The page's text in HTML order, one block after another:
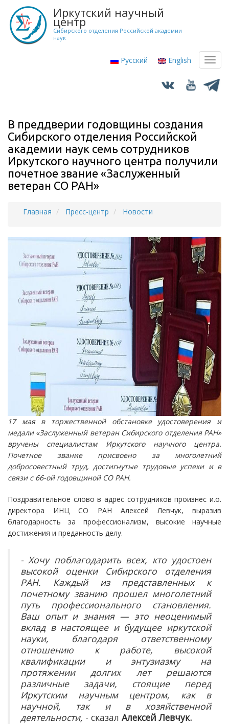
Перейти
основному
содержанию
Иркутский научный
центр
Сибирского отделения Российской академии
наук
Русский English
В преддверии годовщины создания
Сибирского отделения Российской
академии наук семь сотрудников
Иркутского научного центра получили
почетное звание «Заслуженный
ветеран СО РАН»
Главная Пресс-центр Новости
17 мая в торжественной обстановке удостоверения и
медали «Заслуженный ветеран Сибирского отделения РАН»
вручены специалистам Иркутского научного центра.
Почетное звание присвоено за многолетний
добросовестный труд, достигнутые трудовые успехи и в
связи с 66-ой годовщиной СО РАН.
Поздравительное слово в адрес сотрудников произнес и.о.
директора ИНЦ СО РАН Алексей Левчук, выразив
благодарность за профессионализм, высокие научные
достижения и преданность делу.
- Хочу поблагодарить всех, кто удостоен
высокой оценки Сибирского отделения
РАН. Каждый из представленных к
почетному званию прошел многолетний
путь профессионального становления.
Ваш опыт и знания — это неоценимый
вклад в настоящее и будущее иркутской
науки, благодаря ответственному
отношению к работе, высокой
квалификации и энтузиазму на
протяжении долгих лет решаются
различные задачи, стоящие перед
Иркутским научным центром, как в
научной, так и в хозяйственной
деятельности, - сказал Алексей Левчук.